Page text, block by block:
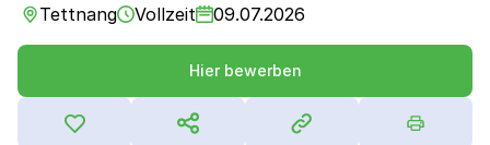
Tettnang Vollzeit 09.07.2026
Hier bewerben